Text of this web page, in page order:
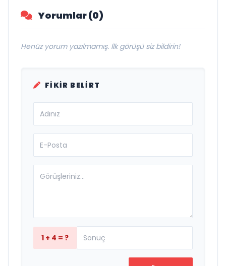
Yorumlar (0)
Henüz yorum yazılmamış. İlk görüşü siz bildirin!
FIKIR BELIRT
1 + 4 = ?